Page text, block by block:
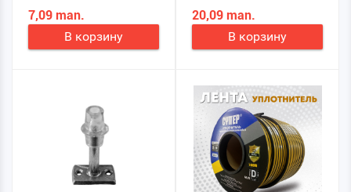
7,09 man.
В корзину
20,09 man.
В корзину